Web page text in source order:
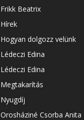
Frikk Beatrix
Hírek
Hogyan dolgozz velünk
Lédeczi Edina
Lédeczi Edina
Megtakarítás
Nyugdíj
Orosháziné Csorba Anita